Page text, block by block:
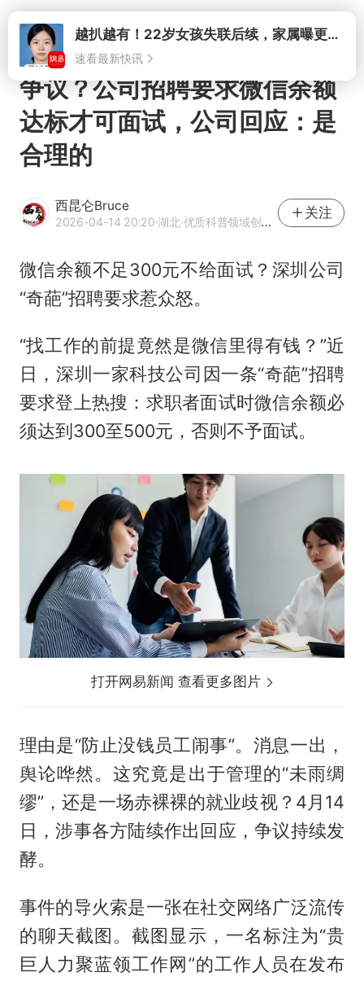
打开
争议？公司招聘要求微信余额
达标才可面试，公司回应：是
合理的
西昆仑Bruce
2026-04-14 20:20·湖北·优质科普领域创作者
关注
微信余额不足300元不给面试？深圳公司
“奇葩”招聘要求惹众怒。
“找工作的前提竟然是微信里得有钱？”近
日，深圳一家科技公司因一条“奇葩”招聘
要求登上热搜：求职者面试时微信余额必
须达到300至500元，否则不予面试。
打开网易新闻 查看更多图片
理由是“防止没钱员工闹事”。消息一出，
舆论哗然。这究竟是出于管理的“未雨绸
缪”，还是一场赤裸裸的就业歧视？4月14
日，涉事各方陆续作出回应，争议持续发
酵。
事件的导火索是一张在社交网络广泛流传
的聊天截图。截图显示，一名标注为“贵
巨人力聚蓝领工作网”的工作人员在发布